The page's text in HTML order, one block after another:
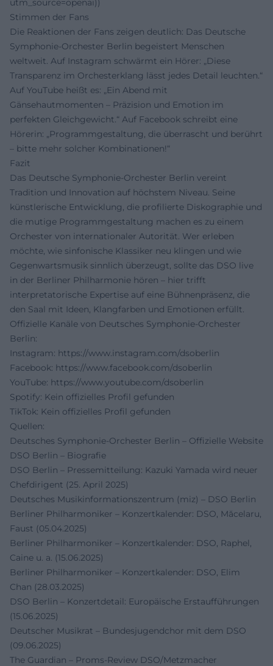
utm_source=openai))
Stimmen der Fans
Die Reaktionen der Fans zeigen deutlich: Das Deutsche
Symphonie-Orchester Berlin begeistert Menschen
weltweit. Auf Instagram schwärmt ein Hörer: „Diese
Transparenz im Orchesterklang lässt jedes Detail leuchten.“
Auf YouTube heißt es: „Ein Abend mit
Gänsehautmomenten – Präzision und Emotion im
perfekten Gleichgewicht.“ Auf Facebook schreibt eine
Hörerin: „Programmgestaltung, die überrascht und berührt
– bitte mehr solcher Kombinationen!“
Fazit
Das Deutsche Symphonie-Orchester Berlin vereint
Tradition und Innovation auf höchstem Niveau. Seine
künstlerische Entwicklung, die profilierte Diskographie und
die mutige Programmgestaltung machen es zu einem
Orchester von internationaler Autorität. Wer erleben
möchte, wie sinfonische Klassiker neu klingen und wie
Gegenwartsmusik sinnlich überzeugt, sollte das DSO live
in der Berliner Philharmonie hören – hier trifft
interpretatorische Expertise auf eine Bühnenpräsenz, die
den Saal mit Ideen, Klangfarben und Emotionen erfüllt.
Offizielle Kanäle von Deutsches Symphonie-Orchester
Berlin:
Instagram: https://www.instagram.com/dsoberlin
Facebook: https://www.facebook.com/dsoberlin
YouTube: https://www.youtube.com/dsoberlin
Spotify: Kein offizielles Profil gefunden
TikTok: Kein offizielles Profil gefunden
Quellen:
Deutsches Symphonie-Orchester Berlin – Offizielle Website
DSO Berlin – Biografie
DSO Berlin – Pressemitteilung: Kazuki Yamada wird neuer
Chefdirigent (25. April 2025)
Deutsches Musikinformationszentrum (miz) – DSO Berlin
Berliner Philharmoniker – Konzertkalender: DSO, Măcelaru,
Faust (05.04.2025)
Berliner Philharmoniker – Konzertkalender: DSO, Raphel,
Caine u. a. (15.06.2025)
Berliner Philharmoniker – Konzertkalender: DSO, Elim
Chan (28.03.2025)
DSO Berlin – Konzertdetail: Europäische Erstaufführungen
(15.06.2025)
Deutscher Musikrat – Bundesjugendchor mit dem DSO
(09.06.2025)
The Guardian – Proms-Review DSO/Metzmacher